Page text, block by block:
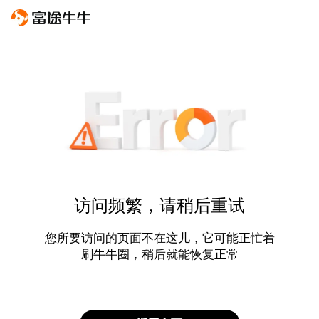
访问频繁，请稍后重试
您所要访问的页面不在这儿，它可能正忙着
刷牛牛圈，稍后就能恢复正常